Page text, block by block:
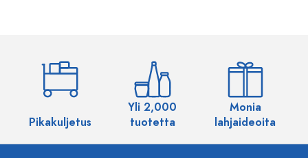
Pikakuljetus
Yli 2,000
tuotetta
Monia
lahjaideoita